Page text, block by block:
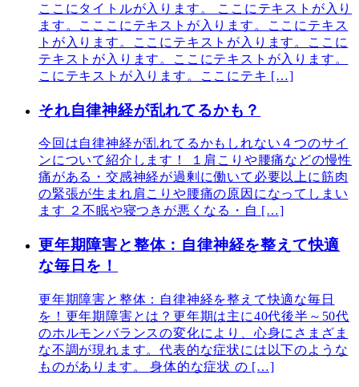
ここにタイトルが入ります。 ここにテキストが入り
ます。こここにテキストが入ります。ここにテキス
トが入ります。ここにテキストが入ります。ここに
テキストが入ります。ここにテキストが入ります。
こにテキストが入ります。ここにテキ […]
それ自律神経が乱れてるかも？
今回は自律神経が乱れてるかもしれない４つのサイ
ンについて紹介します！ １肩こりや腰痛などの慢性
痛がある・交感神経が過剰に働いて必要以上に筋肉
の緊張が生まれ肩こりや腰痛の原因になってしまい
ます ２不眠や寝つきが悪くなる・自 […]
更年期障害と整体：自律神経を整えて快適
な毎日を！
更年期障害と整体：自律神経を整えて快適な毎日
を！更年期障害とは？更年期は主に40代後半～50代
のホルモンバランスの変化により、心身にさまざま
な不調が現れます。代表的な症状には以下のような
ものがあります。 身体的な症状 の […]